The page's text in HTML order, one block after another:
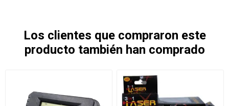
Los clientes que compraron este
producto también han comprado